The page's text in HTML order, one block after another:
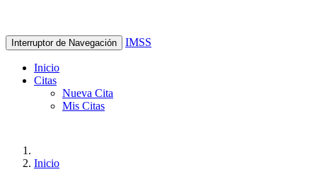
Interruptor de Navegación IMSS
Inicio
Citas
Nueva Cita
Mis Citas
Inicio